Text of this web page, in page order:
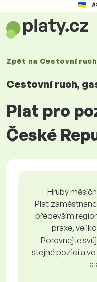
Zpět na Cestovní
Cestovní ruch,
Plat pro
České
Hrubý
Plat
především
praxe,
Porovnejte
stejné pozici a
a